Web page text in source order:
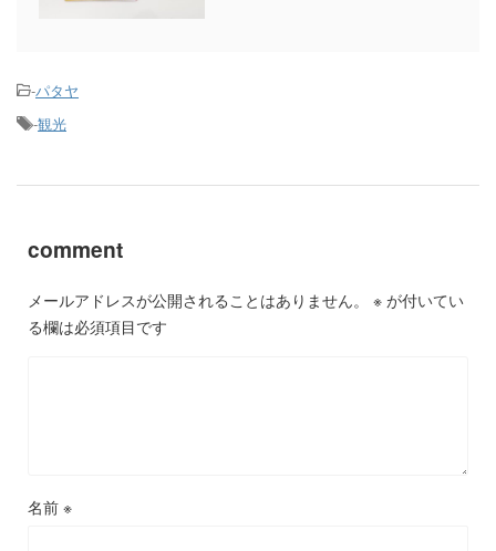
-パタヤ
-観光
comment
メールアドレスが公開されることはありません。 ※ が付いてい
る欄は必須項目です
名前 ※